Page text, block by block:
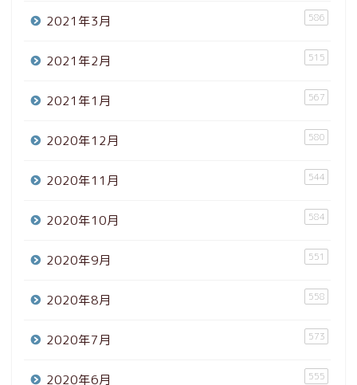
2021年3月 586
2021年2月 515
2021年1月 567
2020年12月 580
2020年11月 544
2020年10月 584
2020年9月 551
2020年8月 558
2020年7月 573
2020年6月 555